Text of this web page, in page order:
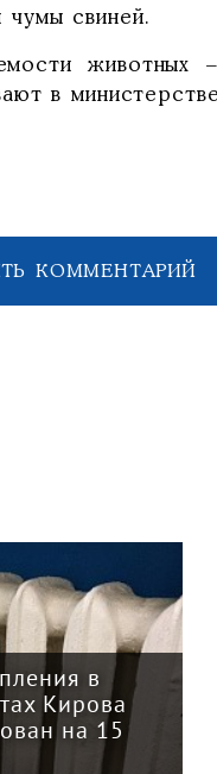
чумы свиней.
в
КОММЕНТАРИЙ
в
Кирова
на 15